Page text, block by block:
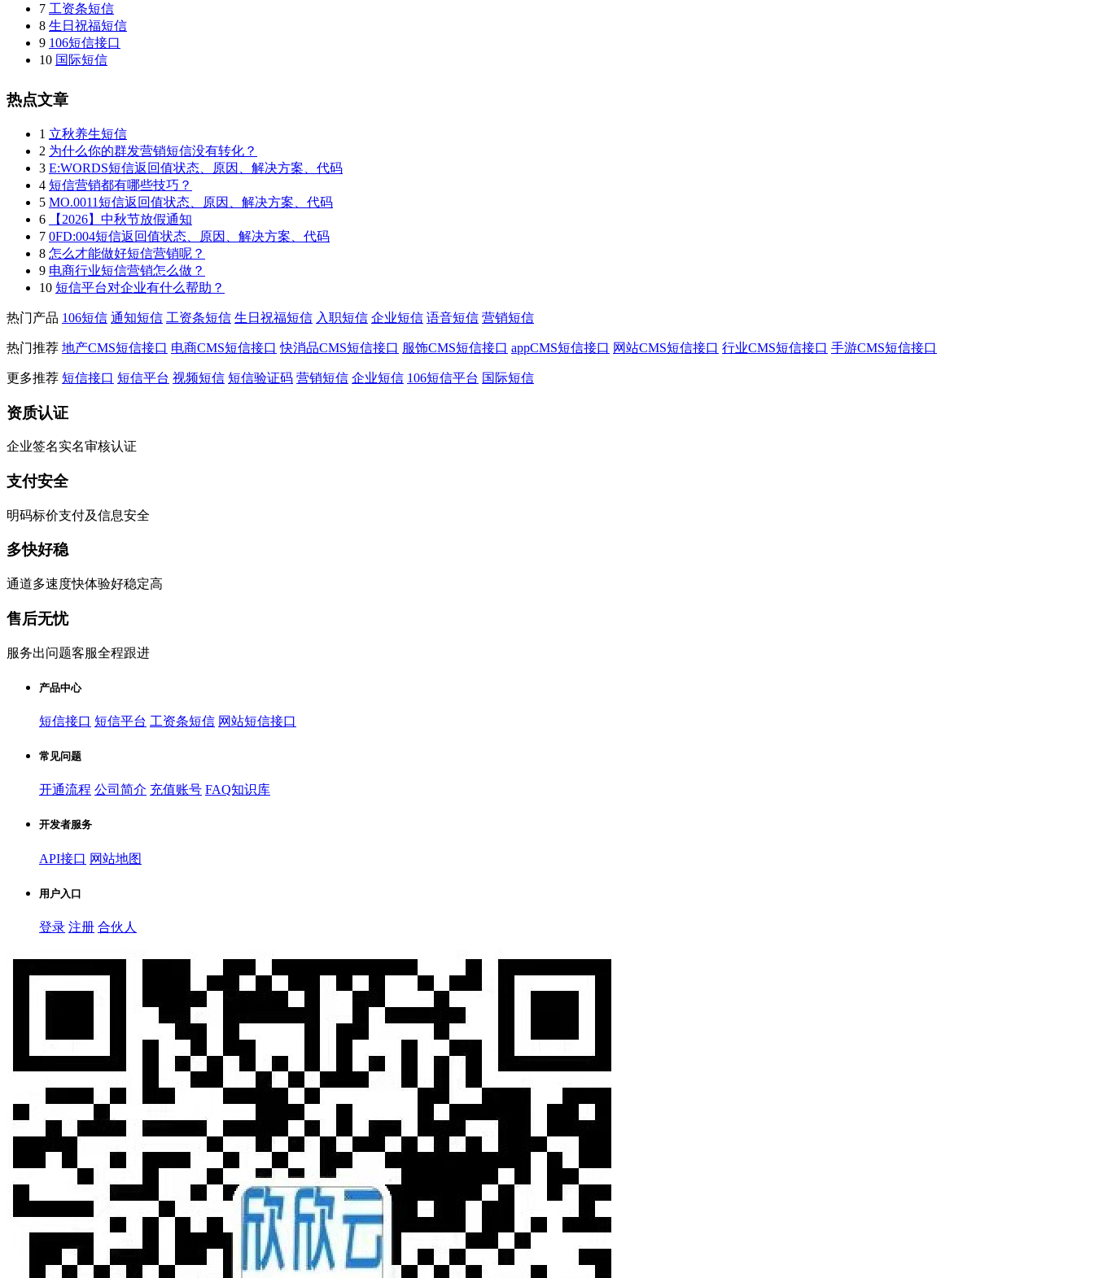
7 工资条短信
8 生日祝福短信
9 106短信接口
10 国际短信
热点文章
1 立秋养生短信
2 为什么你的群发营销短信没有转化？
3 E:WORDS短信返回值状态、原因、解决方案、代码
4 短信营销都有哪些技巧？
5 MO.0011短信返回值状态、原因、解决方案、代码
6
【2026】中秋节放假通知
7 0FD:004短信返回值状态、原因、解决方案、代码
8 怎么才能做好短信营销呢？
9 电商行业短信营销怎么做？
10 短信平台对企业有什么帮助？
热门产品 106短信 通知短信 工资条短信 生日祝福短信 入职短信 企业短信 语音短信 营销短信
热门推荐 地产CMS短信接口 电商CMS短信接口 快消品CMS短信接口 服饰CMS短信接口 appCMS短信接口 网站CMS短信接口 行业CMS短信接口 手游CMS短信接口
更多推荐 短信接口 短信平台 视频短信 短信验证码 营销短信 企业短信 106短信平台 国际短信
资质认证
企业签名实名审核认证
支付安全
明码标价支付及信息安全
多快好稳
通道多速度快体验好稳定高
售后无忧
服务出问题客服全程跟进
产品中心
短信接口 短信平台 工资条短信 网站短信接口
常见问题
开通流程 公司简介 充值账号 FAQ知识库
开发者服务
API接口 网站地图
用户入口
登录 注册 合伙人